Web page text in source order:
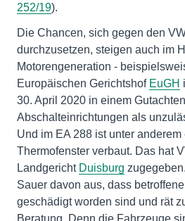
252/19).
Die Chancen, sich gegen den
durchzusetzen, steigen auch im
Motorengeneration -
Europäischen Gerichtshof EuGH
30. April 2020 in einem
Abschalteinrichtungen als
Und im EA 288 ist unter
Thermofenster verbaut. Das hat
Landgericht Duisburg
Sauer davon aus, dass
geschädigt worden sind und rät
Beratung. Denn die Fahrzeuge